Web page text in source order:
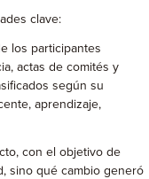
clave:
los participantes
actas de comités y
según su
aprendizaje,
con el objetivo de
sino qué cambio generó